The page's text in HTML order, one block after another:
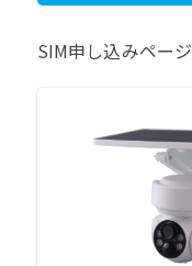
SIM申し込みページ